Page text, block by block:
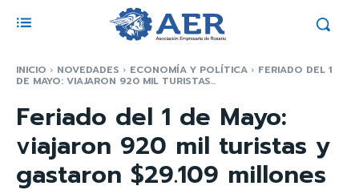
INICIO NOVEDADES ECONOMÍA Y POLÍTICA FERIADO DEL 1
DE MAYO: VIAJARON 920 MIL TURISTAS...
Feriado del 1 de Mayo:
viajaron 920 mil turistas y
gastaron $29.109 millones